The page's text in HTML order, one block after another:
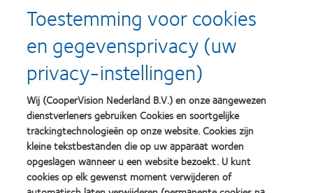
Learn
more
about
Silmo
d’Or
best
product
award
met
MyDay™
(2013)
Learn
more
about
Contact
Lens
Product
of
the
Year
(2013)
Learn
more
about
2012
&
2010
Learn
more
about
2011
Best
Factory
Toestemming voor cookies
en gegevensprivacy (uw
privacy-instellingen)
Wij (CooperVision Nederland B.V.) en onze aangewezen
dienstverleners gebruiken Cookies en soortgelijke
trackingtechnologieën op onze website. Cookies zijn
kleine tekstbestanden die op uw apparaat worden
opgeslagen wanneer u een website bezoekt. U kunt
cookies op elk gewenst moment verwijderen of